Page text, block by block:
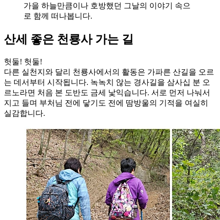
가을 하늘만큼이나 호방했던 그날의 이야기 속으
로 함께 떠나봅니다.
산세 좋은 천룡사 가는 길
헛둘! 헛둘!
다른 실천지와 달리 천룡사에서의 활동은 가파른 산길을 오르
는 데서부터 시작됩니다. 녹녹치 않는 경사길을 삼사십 분 오
르노라면 처음 본 도반도 금세 낯익습니다. 서로 먼저 나눠서
지고 들며 부처님 전에 닿기도 전에 땀방울의 기적을 여실히
실감합니다.